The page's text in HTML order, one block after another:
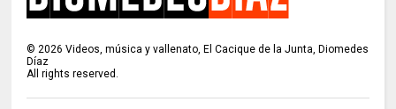
© 2026 Videos, música y vallenato, El Cacique de la Junta, Diomedes
Díaz
All rights reserved.